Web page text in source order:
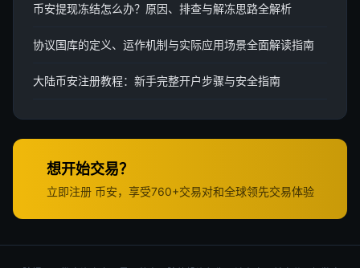
币安提现冻结怎么办？原因、排查与解冻思路全解析
协议国库的定义、运作机制与实际应用场景全面解读指南
大陆币安注册教程：新手完整开户步骤与安全指南
想开始交易？
立即注册 币安，享受760+交易对和全球领先交易体验